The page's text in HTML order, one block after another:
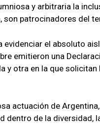
y arbitraria la
son patrocinadores del
evidenciar el absoluto
emitieron una
y otra en la que
actuación de
dentro de la diversidad,